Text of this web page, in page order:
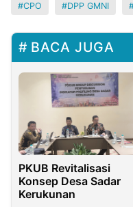
CPO DPP GMNI
BACA JUGA
PKUB Revitalisasi
Konsep Desa Sadar
Kerukunan